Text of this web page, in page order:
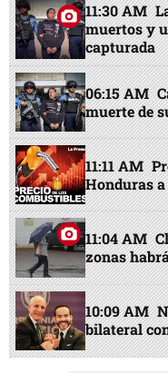
11:30 AM
muertos y
capturada
06:15 AM
muerte de
11:11 AM
Honduras
11:04 AM
zonas
10:09 AM
bilateral